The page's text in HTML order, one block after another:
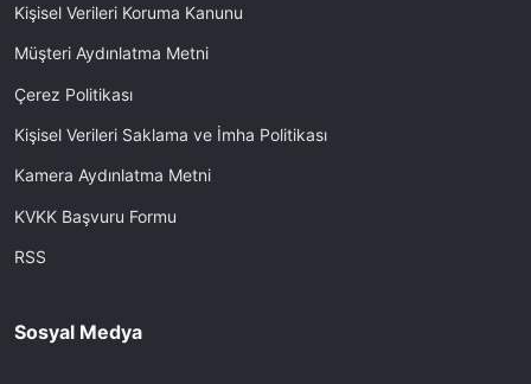
Kişisel Verileri Koruma Kanunu
Müşteri Aydınlatma Metni
Çerez Politikası
Kişisel Verileri Saklama ve İmha Politikası
Kamera Aydınlatma Metni
KVKK Başvuru Formu
RSS
Sosyal Medya